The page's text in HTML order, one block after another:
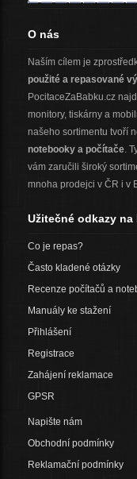
O nás
Naším cílem je
použité a repasované
PocitaceZaBabku.cz
monitory, tiskárny a
našeho sortimentu tvoří
notebooky a počítače.
vám zaručili široký
mnoha prodejci v ČR i v
Užitečné odkazy na
Co je repas?
Často kladené otázky
Recenze počítačů a
Manuály ke stažení
Přihlášení
Registrace
Zahájení reklamace
GPSR
Napište nám
Obchodní podmínky
Reklamační podmínky